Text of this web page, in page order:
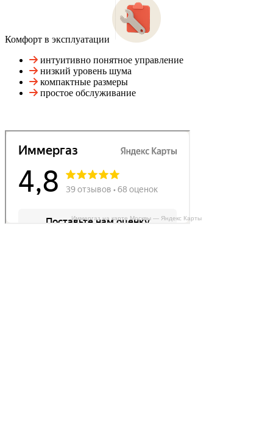
Комфорт в эксплуатации
интуитивно понятное управление
низкий уровень шума
компактные размеры
простое обслуживание
Иммергаз на карте Москвы — Яндекс Карты